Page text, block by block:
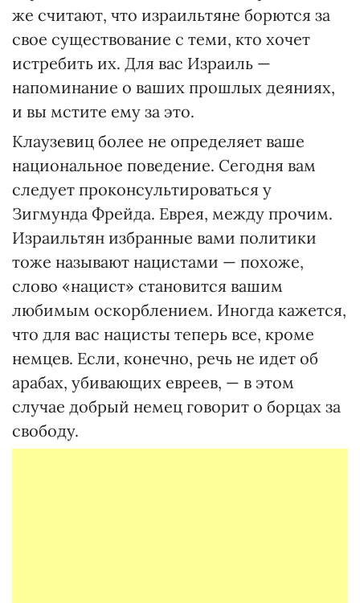
же считают, что израильтяне борются за
свое существование с теми, кто хочет
истребить их. Для вас Израиль —
напоминание о ваших прошлых деяниях,
и вы мстите ему за это.
Клаузевиц более не определяет ваше
национальное поведение. Сегодня вам
следует проконсультироваться у
Зигмунда Фрейда. Еврея, между прочим.
Израильтян избранные вами политики
тоже называют нацистами — похоже,
слово «нацист» становится вашим
любимым оскорблением. Иногда кажется,
что для вас нацисты теперь все, кроме
немцев. Если, конечно, речь не идет об
арабах, убивающих евреев, — в этом
случае добрый немец говорит о борцах за
свободу.